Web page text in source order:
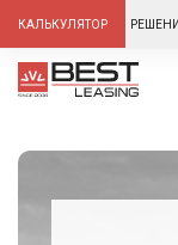
КАЛЬКУЛЯТОР